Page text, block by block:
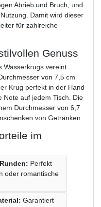
Abrieb und Bruch, und
Damit wird dieser
für zahlreiche
Genuss
Wasserkrugs vereint
von 7,5 cm
Krug perfekt in der Hand
Note auf jedem Tisch. Die
Durchmesser von 6,7
von Getränken.
im
Perfekt
oder romantische
Garantiert